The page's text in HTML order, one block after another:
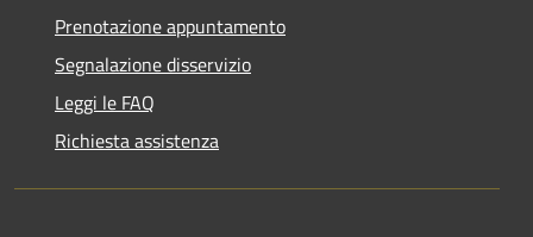
Prenotazione appuntamento
Segnalazione disservizio
Leggi le FAQ
Richiesta assistenza